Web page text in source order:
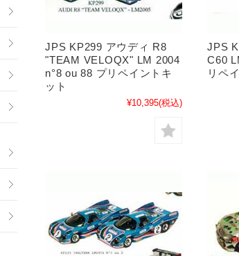
JPS KP299 アウディ R8
"TEAM VELOQX" LM 2004
n°8 ou 88 プリペイントキ
ット
¥10,395(税込)
JPS
C60
リペ